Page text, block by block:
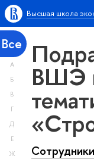
Высшая школа
Все
А
Б
В
Г
Д
Е
Ж
ВШЭ
Сотрудники